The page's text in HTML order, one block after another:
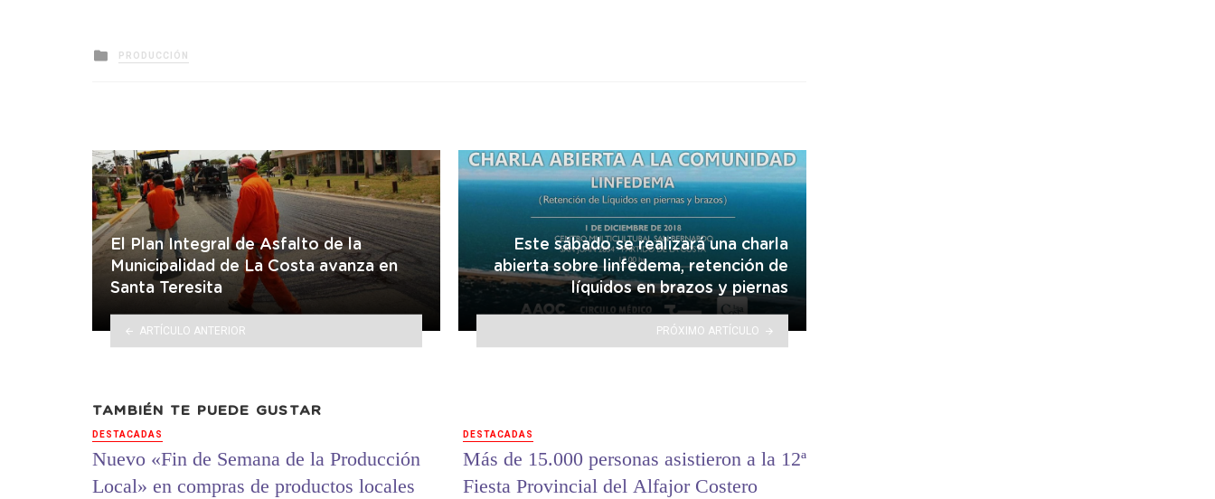
Posted
in
PRODUCCIÓN
El Plan Integral de Asfalto de la
Municipalidad de La Costa avanza en
Santa Teresita
ARTÍCULO ANTERIOR
Este sábado se realizará una charla
abierta sobre linfedema, retención de
líquidos en brazos y piernas
PRÓXIMO ARTÍCULO
TAMBIÉN TE PUEDE GUSTAR
DESTACADAS
Nuevo «Fin de Semana de la Producción
Local» en compras de productos locales
DESTACADAS
Más de 15.000 personas asistieron a la 12ª
Fiesta Provincial del Alfajor Costero